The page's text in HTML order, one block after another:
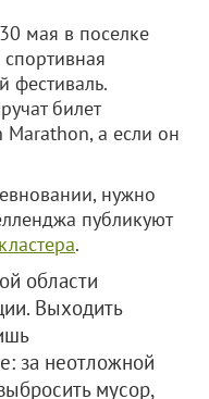
мая в поселке
фестиваль.
билет
а если он
нужно
публикуют
.
области
Выходить
за неотложной
мусор,